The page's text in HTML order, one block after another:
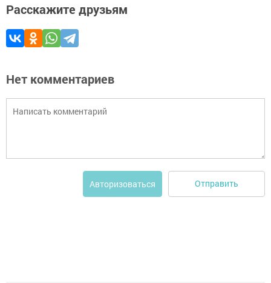
Расскажите друзьям
Нет комментариев
Авторизоваться Отправить